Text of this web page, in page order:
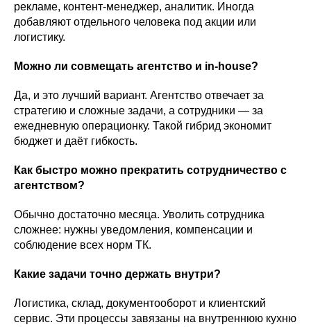
рекламе, контент-менеджер, аналитик. Иногда
добавляют отдельного человека под акции или
логистику.
Можно ли совмещать агентство и in-house?
Да, и это лучший вариант. Агентство отвечает за
стратегию и сложные задачи, а сотрудники — за
ежедневную операционку. Такой гибрид экономит
бюджет и даёт гибкость.
Как быстро можно прекратить сотрудничество с
агентством?
Обычно достаточно месяца. Уволить сотрудника
сложнее: нужны уведомления, компенсации и
соблюдение всех норм ТК.
Какие задачи точно держать внутри?
Логистика, склад, документооборот и клиентский
сервис. Эти процессы завязаны на внутреннюю кухню